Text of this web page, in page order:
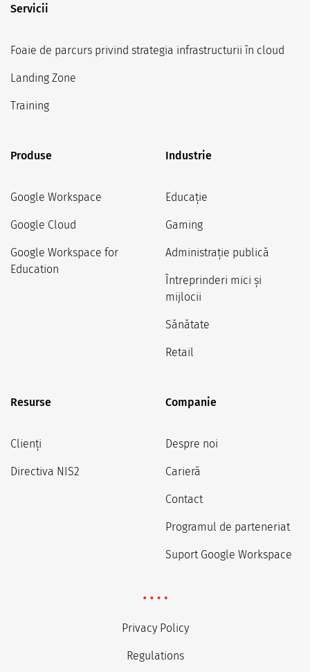
Servicii
Foaie de parcurs privind strategia infrastructurii în cloud
Landing Zone
Training
Produse
Google Workspace
Google Cloud
Google Workspace for
Education
Industrie
Educație
Gaming
Administrație publică
Întreprinderi mici și
mijlocii
Sănătate
Retail
Resurse
Clienți
Directiva NIS2
Companie
Despre noi
Carieră
Contact
Programul de parteneriat
Suport Google Workspace
Privacy Policy
Regulations